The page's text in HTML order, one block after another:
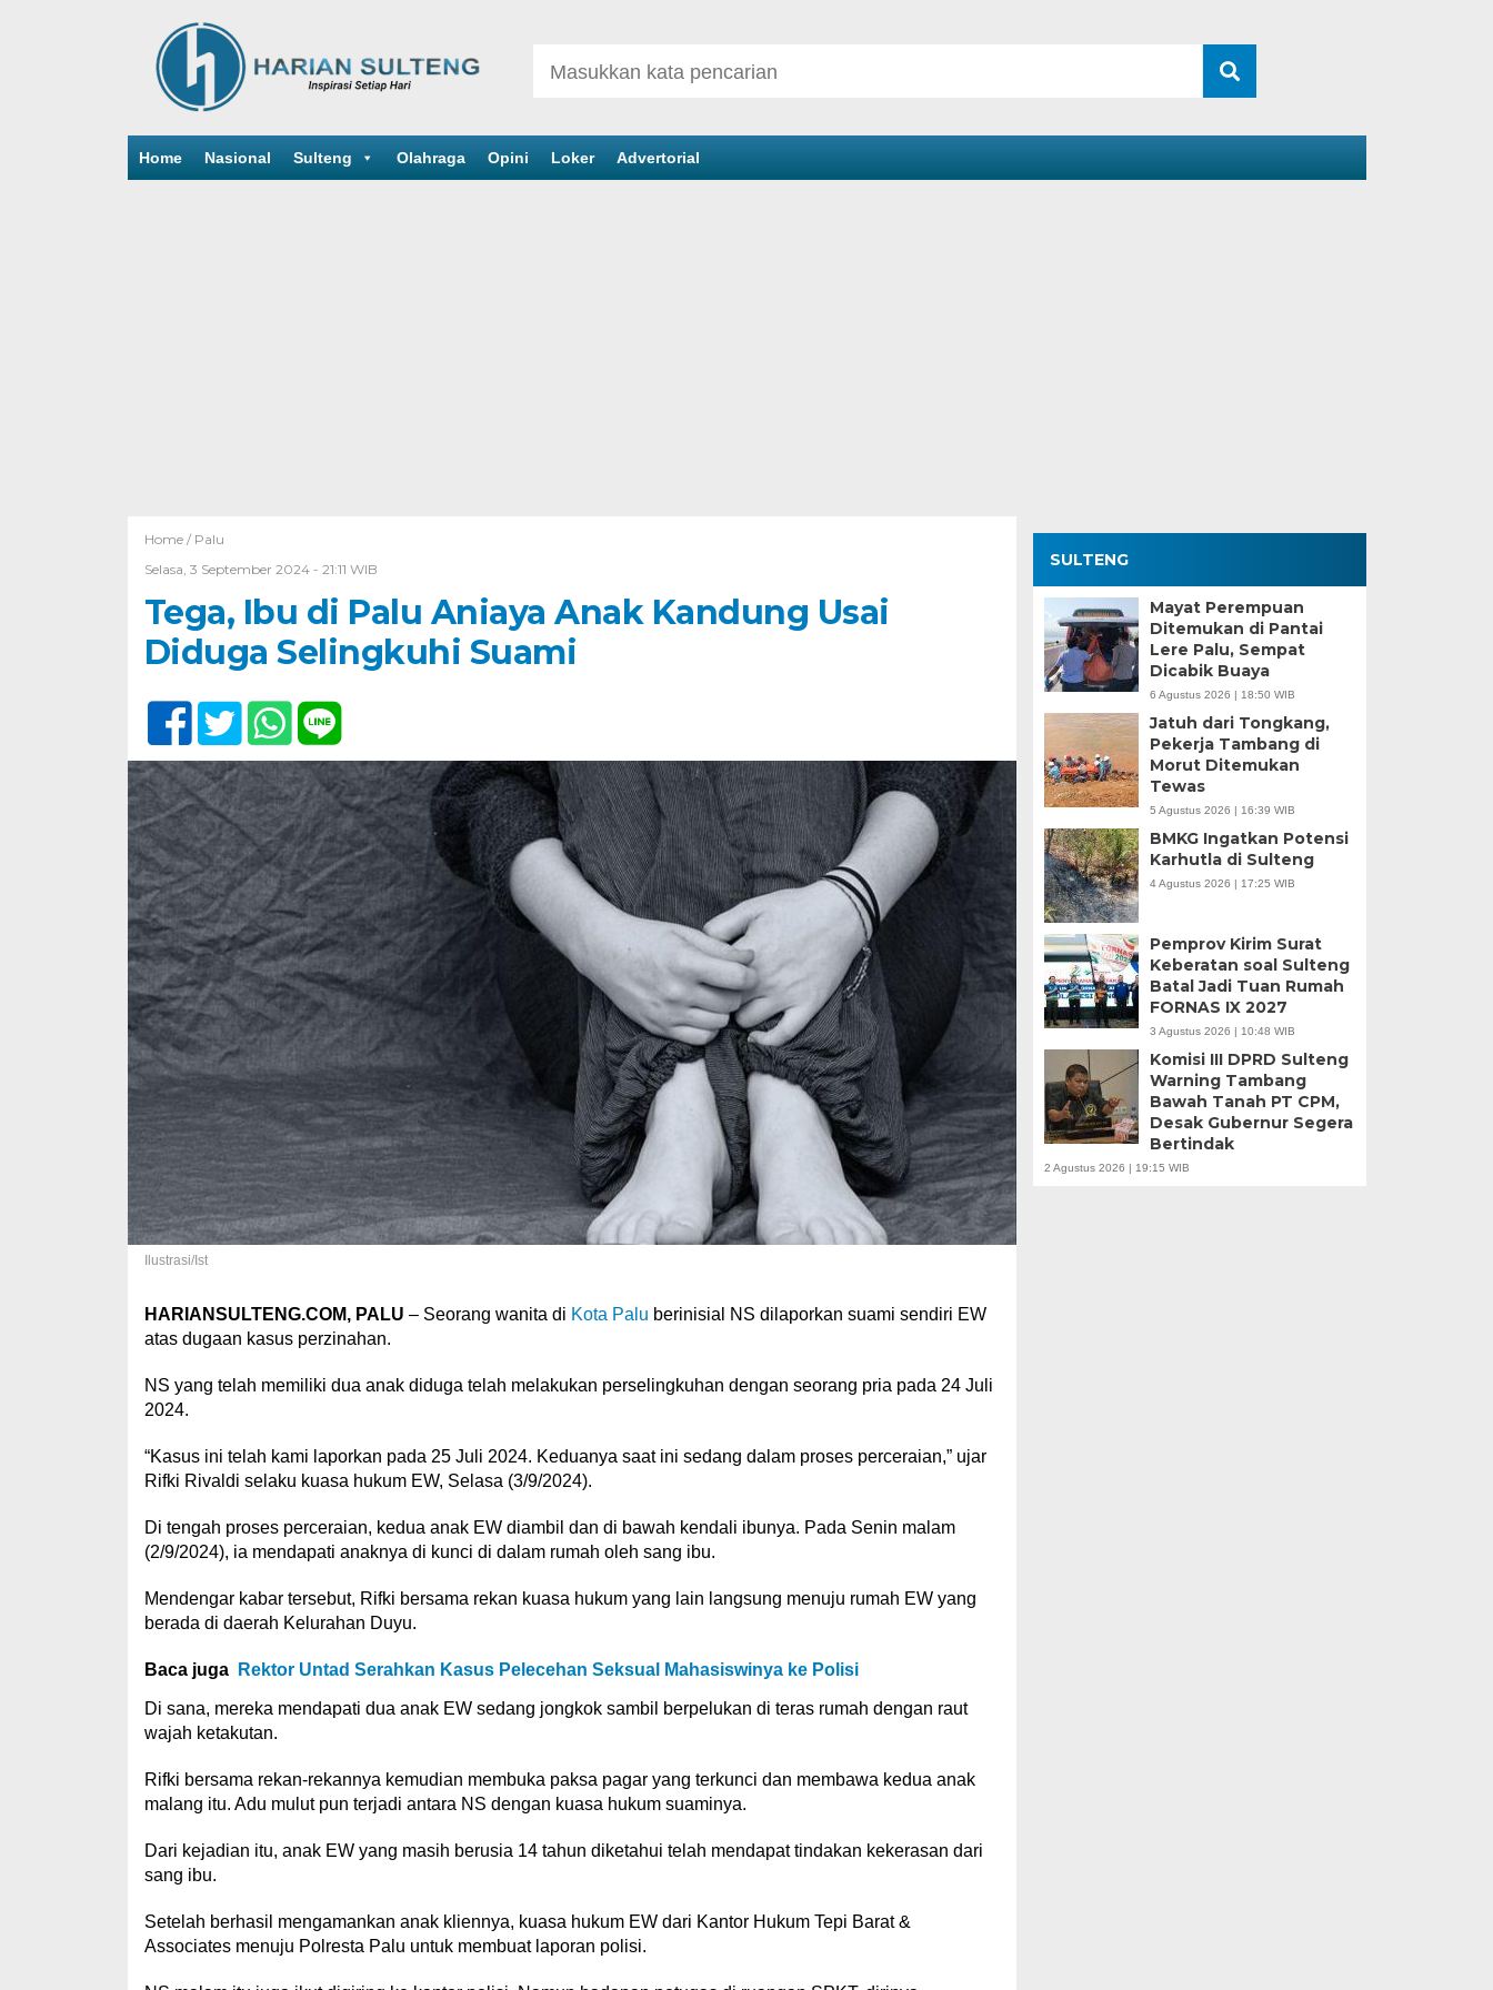
Home Nasional Sulteng Olahraga Opini Loker Advertorial
Home / Palu
Selasa, 3 September 2024 - 21:11 WIB
Tega, Ibu di Palu Aniaya Anak Kandung Usai
Diduga Selingkuhi Suami
Ilustrasi/Ist
HARIANSULTENG.COM, PALU – Seorang wanita di Kota Palu berinisial NS dilaporkan suami sendiri EW
atas dugaan kasus perzinahan.
NS yang telah memiliki dua anak diduga telah melakukan perselingkuhan dengan seorang pria pada 24 Juli
2024.
“Kasus ini telah kami laporkan pada 25 Juli 2024. Keduanya saat ini sedang dalam proses perceraian,” ujar
Rifki Rivaldi selaku kuasa hukum EW, Selasa (3/9/2024).
Di tengah proses perceraian, kedua anak EW diambil dan di bawah kendali ibunya. Pada Senin malam
(2/9/2024), ia mendapati anaknya di kunci di dalam rumah oleh sang ibu.
Mendengar kabar tersebut, Rifki bersama rekan kuasa hukum yang lain langsung menuju rumah EW yang
berada di daerah Kelurahan Duyu.
Baca juga Rektor Untad Serahkan Kasus Pelecehan Seksual Mahasiswinya ke Polisi
Di sana, mereka mendapati dua anak EW sedang jongkok sambil berpelukan di teras rumah dengan raut
wajah ketakutan.
Rifki bersama rekan-rekannya kemudian membuka paksa pagar yang terkunci dan membawa kedua anak
malang itu. Adu mulut pun terjadi antara NS dengan kuasa hukum suaminya.
Dari kejadian itu, anak EW yang masih berusia 14 tahun diketahui telah mendapat tindakan kekerasan dari
sang ibu.
Setelah berhasil mengamankan anak kliennya, kuasa hukum EW dari Kantor Hukum Tepi Barat &
Associates menuju Polresta Palu untuk membuat laporan polisi.
SULTENG
Mayat Perempuan
Ditemukan di Pantai
Lere Palu, Sempat
Dicabik Buaya
6 Agustus 2026 | 18:50 WIB
Jatuh dari Tongkang,
Pekerja Tambang di
Morut Ditemukan
Tewas
5 Agustus 2026 | 16:39 WIB
BMKG Ingatkan Potensi
Karhutla di Sulteng
4 Agustus 2026 | 17:25 WIB
Pemprov Kirim Surat
Keberatan soal Sulteng
Batal Jadi Tuan Rumah
FORNAS IX 2027
3 Agustus 2026 | 10:48 WIB
Komisi III DPRD Sulteng
Warning Tambang
Bawah Tanah PT CPM,
Desak Gubernur Segera
Bertindak
2 Agustus 2026 | 19:15 WIB